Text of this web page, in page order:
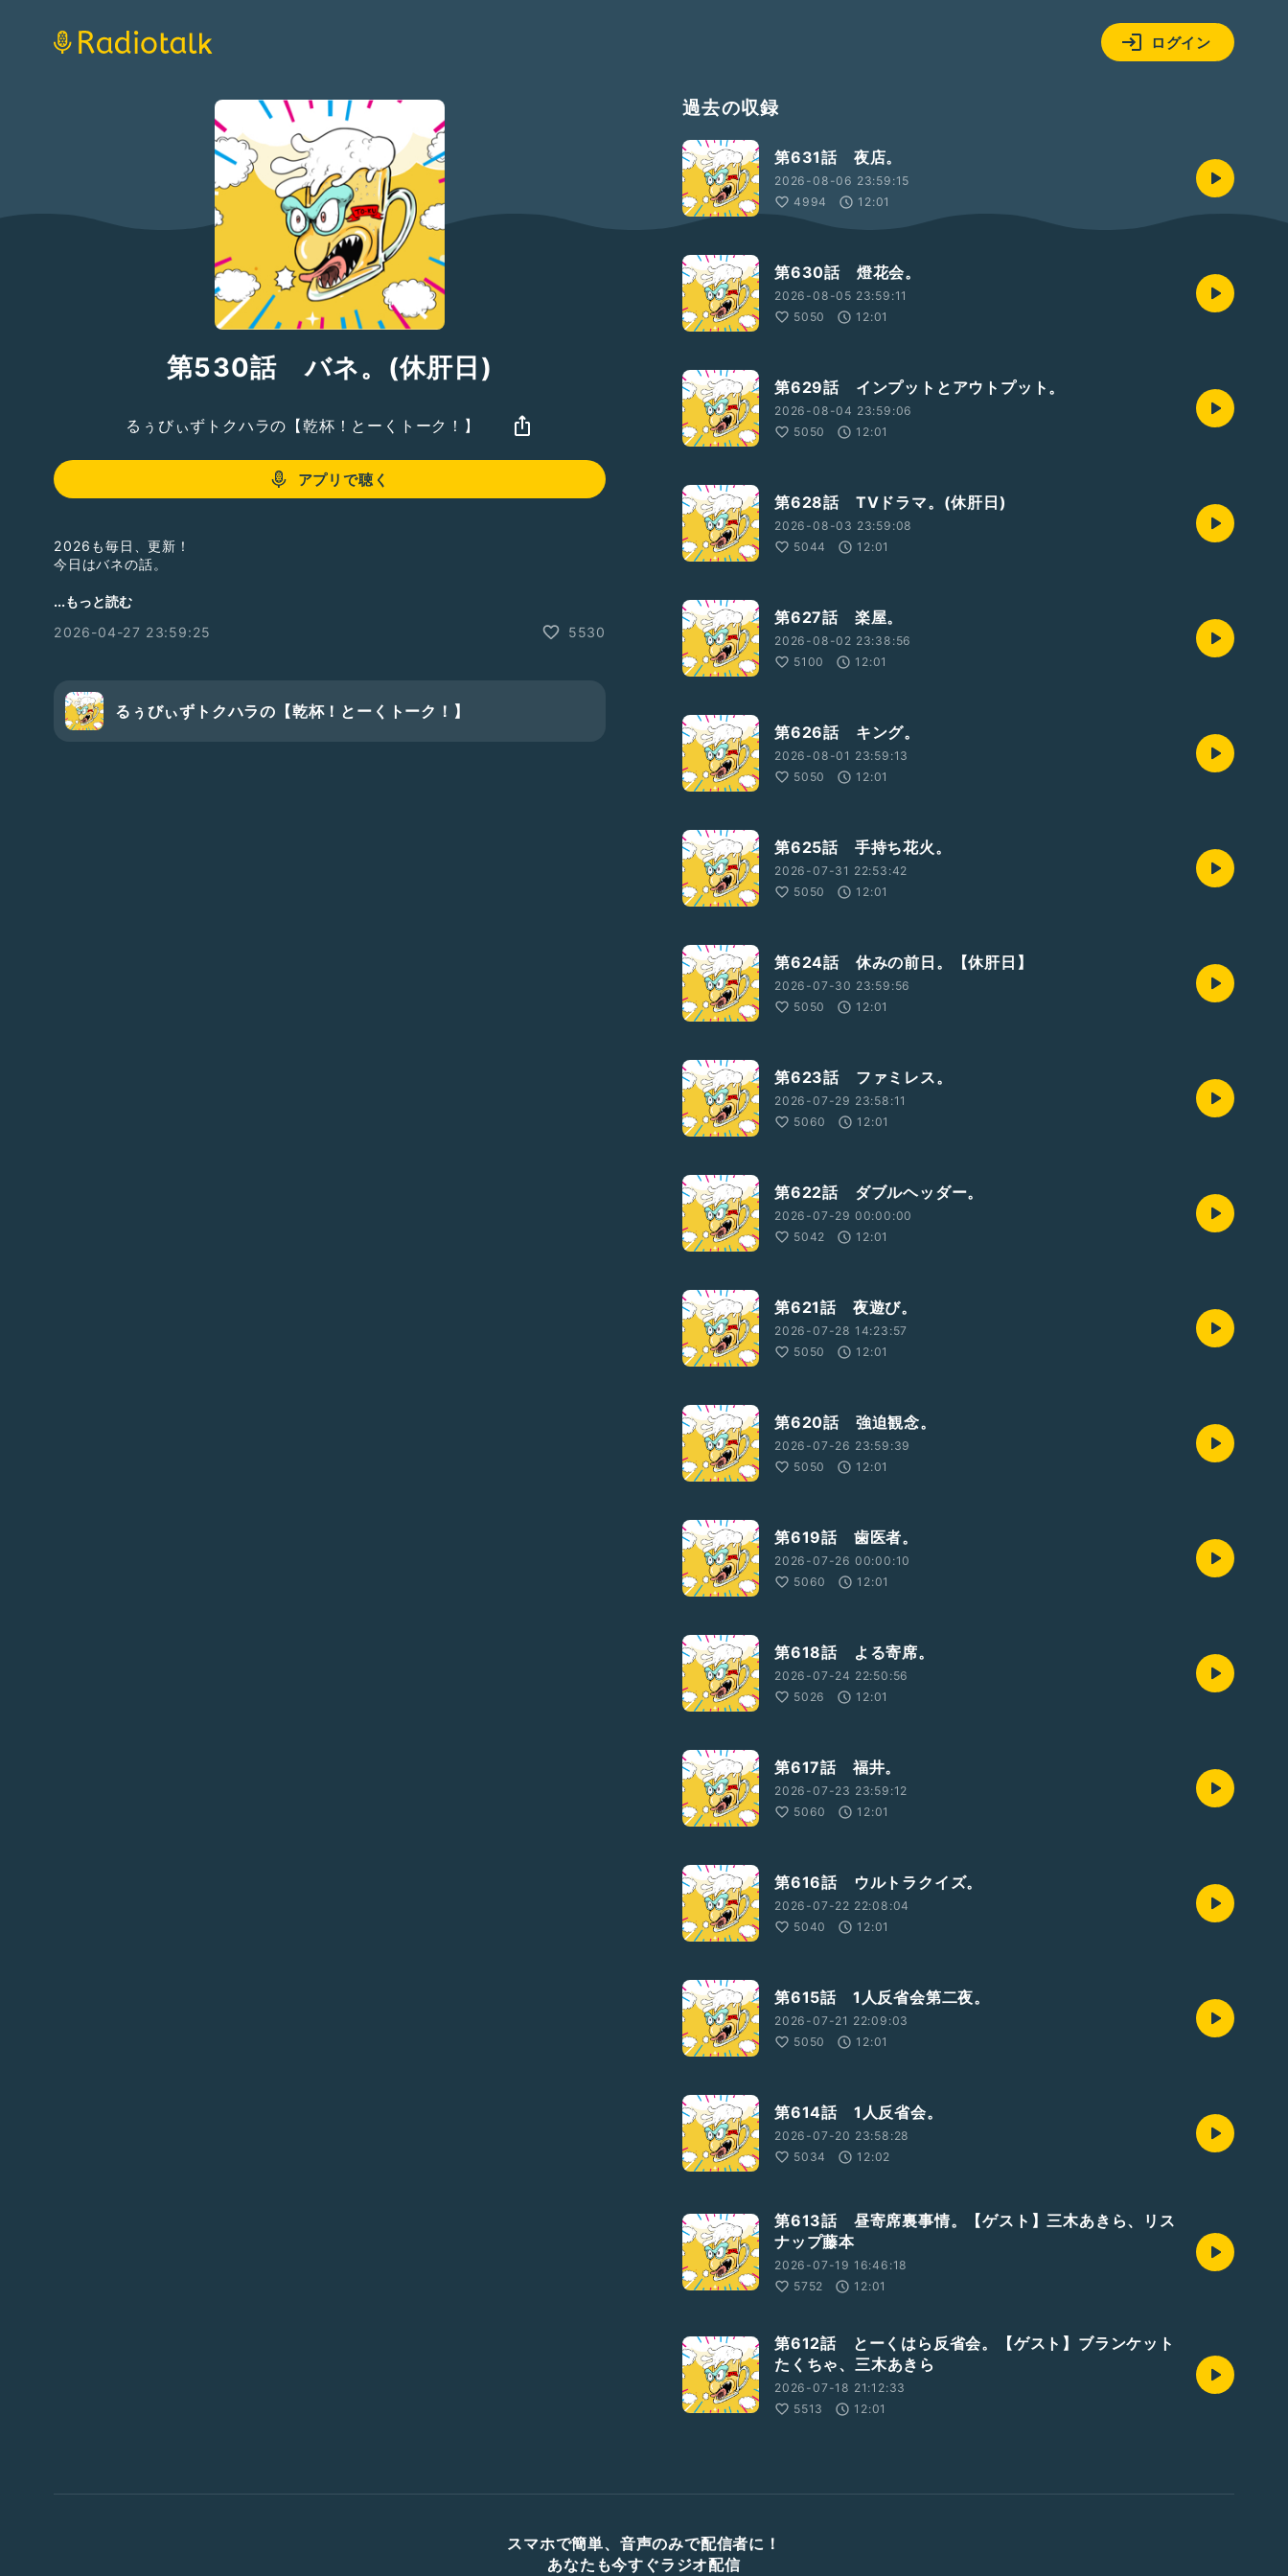
ログイン
第530話 バネ。(休肝日)
るぅびぃずトクハラの【乾杯！とーくトーク！】
アプリで聴く
2026も毎日、更新！
今日はバネの話。
聞いてねー！
...もっと読む
2026-04-27 23:59:25
5530
るぅびぃずトクハラの【乾杯！とーくトーク！】
過去の収録
第631話 夜店。
2026-08-06 23:59:15
4994
12:01
第630話 燈花会。
2026-08-05 23:59:11
5050
12:01
第629話 インプットとアウトプット。
2026-08-04 23:59:06
5050
12:01
第628話 TVドラマ。(休肝日)
2026-08-03 23:59:08
5044
12:01
第627話 楽屋。
2026-08-02 23:38:56
5100
12:01
第626話 キング。
2026-08-01 23:59:13
5050
12:01
第625話 手持ち花火。
2026-07-31 22:53:42
5050
12:01
第624話 休みの前日。【休肝日】
2026-07-30 23:59:56
5050
12:01
第623話 ファミレス。
2026-07-29 23:58:11
5060
12:01
第622話 ダブルヘッダー。
2026-07-29 00:00:00
5042
12:01
第621話 夜遊び。
2026-07-28 14:23:57
5050
12:01
第620話 強迫観念。
2026-07-26 23:59:39
5050
12:01
第619話 歯医者。
2026-07-26 00:00:10
5060
12:01
第618話 よる寄席。
2026-07-24 22:50:56
5026
12:01
第617話 福井。
2026-07-23 23:59:12
5060
12:01
第616話 ウルトラクイズ。
2026-07-22 22:08:04
5040
12:01
第615話 1人反省会第二夜。
2026-07-21 22:09:03
5050
12:01
第614話 1人反省会。
2026-07-20 23:58:28
5034
12:02
第613話 昼寄席裏事情。【ゲスト】三木あきら、リス
ナップ藤本
2026-07-19 16:46:18
5752
12:01
第612話 とーくはら反省会。【ゲスト】ブランケット
たくちゃ、三木あきら
2026-07-18 21:12:33
5513
12:01
スマホで簡単、音声のみで配信者に！
あなたも今すぐラジオ配信